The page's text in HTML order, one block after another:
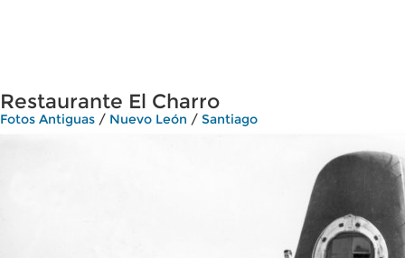
Restaurante El Charro
Fotos Antiguas / Nuevo León / Santiago